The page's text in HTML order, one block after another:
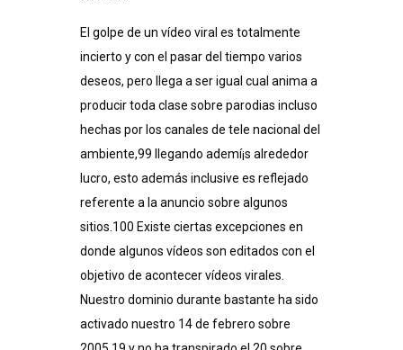
El golpe de un vídeo viral es totalmente
incierto y con el pasar del tiempo varios
deseos, pero llega a ser igual cual anima a
producir toda clase sobre parodias incluso
hechas por los canales de tele nacional del
ambiente,99​ llegando ademí¡s alrededor
lucro, esto además inclusive es reflejado
referente a la anuncio sobre algunos
sitios.100​ Existe ciertas excepciones en
donde algunos vídeos son editados con el
objetivo de acontecer vídeos virales.
Nuestro dominio durante bastante ha sido
activado nuestro 14 de febrero sobre